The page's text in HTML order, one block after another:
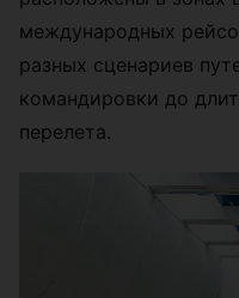
международных
разных сценариев
командировки до
перелета.